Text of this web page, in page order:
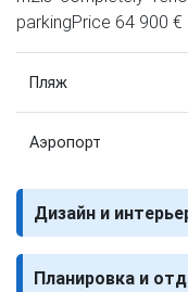
parkingPrice 64 900 €
Пляж
Аэропорт
Дизайн и
Планировка и